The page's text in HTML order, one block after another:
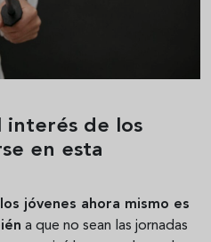
interés de los
en esta
jóvenes ahora mismo es
a que no sean las jornadas